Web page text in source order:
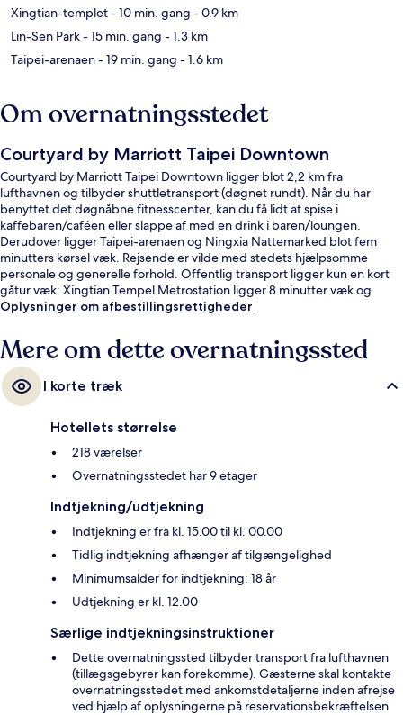
Xingtian-templet- 10 min. gang - 0.9 km
Lin-Sen Park- 15 min. gang - 1.3 km
Taipei-arenaen- 19 min. gang - 1.6 km
Om overnatningsstedet
Courtyard by Marriott Taipei Downtown
Courtyard by Marriott Taipei Downtown ligger blot 2,2 km fra
lufthavnen og tilbyder shuttletransport (døgnet rundt). Når du har
benyttet det døgnåbne fitnesscenter, kan du få lidt at spise i
kaffebaren/caféen eller slappe af med en drink i baren/loungen.
Derudover ligger Taipei-arenaen og Ningxia Nattemarked blot fem
minutters kørsel væk. Rejsende er vilde med stedets hjælpsomme
personale og generelle forhold. Offentlig transport ligger kun en kort
gåtur væk: Xingtian Tempel Metrostation ligger 8 minutter væk og
Zhongshan Junior High School Metrostation ligger 11 minutter derfra.
Oplysninger om afbestillingsrettigheder
Mere om dette overnatningssted
I korte træk
Hotellets størrelse
218 værelser
Overnatningsstedet har 9 etager
Indtjekning/udtjekning
Indtjekning er fra kl. 15.00 til kl. 00.00
Tidlig indtjekning afhænger af tilgængelighed
Minimumsalder for indtjekning: 18 år
Udtjekning er kl. 12.00
Særlige indtjekningsinstruktioner
Dette overnatningssted tilbyder transport fra lufthavnen
(tillægsgebyrer kan forekomme). Gæsterne skal kontakte
overnatningsstedet med ankomstdetaljerne inden afrejse
ved hjælp af oplysningerne på reservationsbekræftelsen